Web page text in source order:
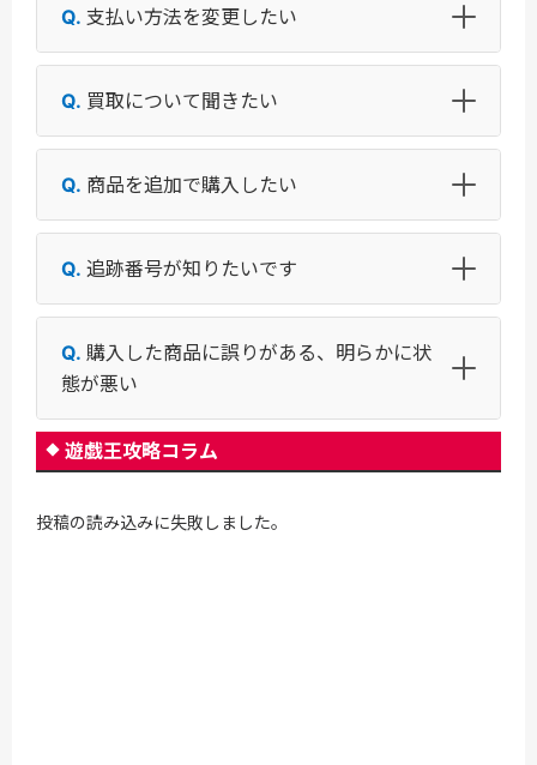
支払い方法を変更したい
買取について聞きたい
商品を追加で購入したい
追跡番号が知りたいです
購入した商品に誤りがある、明らかに状
態が悪い
遊戯王攻略コラム
投稿の読み込みに失敗しました。